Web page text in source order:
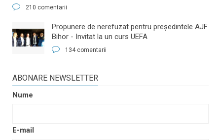
210 comentarii
​Propunere de nerefuzat pentru preşedintele AJF
Bihor - Invitat la un curs UEFA
134 comentarii
ABONARE NEWSLETTER
Nume
E-mail